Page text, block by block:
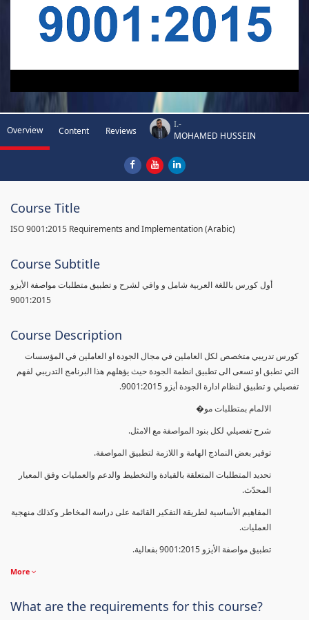
Overview Content Reviews
I.-
MOHAMED HUSSEIN
Course Title
ISO 9001:2015 Requirements and Implementation (Arabic)
Course Subtitle
أول كورس باللغة العربية شامل و وافي لشرح و تطبيق متطلبات مواصفة الأيزو
9001:2015
Course Description
كورس تدريبي متخصص لكل العاملين في مجال الجودة او العاملين في المؤسسات
التي تطبق او تسعى الى تطبيق انظمة الجودة حيث يؤهلهم هذا البرنامج التدريبي لفهم
تفصيلي و تطبيق لنظام ادارة الجودة أيزو 9001:2015.
الالمام بمتطلبات مو�
شرح تفصيلي لكل بنود المواصفة مع الامثل.
توفير بعض النماذج الهامة و اللازمة لتطبيق المواصفة.
تحديد المتطلبات المتعلقة بالقيادة والتخطيط والدعم والعمليات وفق المعيار
المحدّث.
المفاهيم الأساسية لطريقة التفكير القائمة على دراسة المخاطر وكذلك منهجية
العمليات.
تطبيق مواصفة الأيزو 9001:2015 بفعالية.
More
What are the requirements for this course?